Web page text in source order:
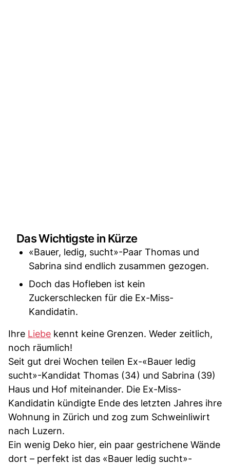
Das Wichtigste in Kürze
«Bauer, ledig, sucht»-Paar Thomas und
Sabrina sind endlich zusammen gezogen.
Doch das Hofleben ist kein
Zuckerschlecken für die Ex-Miss-
Kandidatin.
Ihre Liebe kennt keine Grenzen. Weder zeitlich,
noch räumlich!
Seit gut drei Wochen teilen Ex-«Bauer ledig
sucht»-Kandidat Thomas (34) und Sabrina (39)
Haus und Hof miteinander. Die Ex-Miss-
Kandidatin kündigte Ende des letzten Jahres ihre
Wohnung in Zürich und zog zum Schweinliwirt
nach Luzern.
Ein wenig Deko hier, ein paar gestrichene Wände
dort – perfekt ist das «Bauer ledig sucht»-